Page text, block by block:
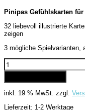
Pinipas Gefühlskarten
32 liebevoll illustrierte
zeigen
3 mögliche Spielvarianten,
Gefühlsduselei
-
Gefühlskarten
Menge
inkl. 19 % MwSt. zzgl.
Lieferzeit: 1-2 Werktage